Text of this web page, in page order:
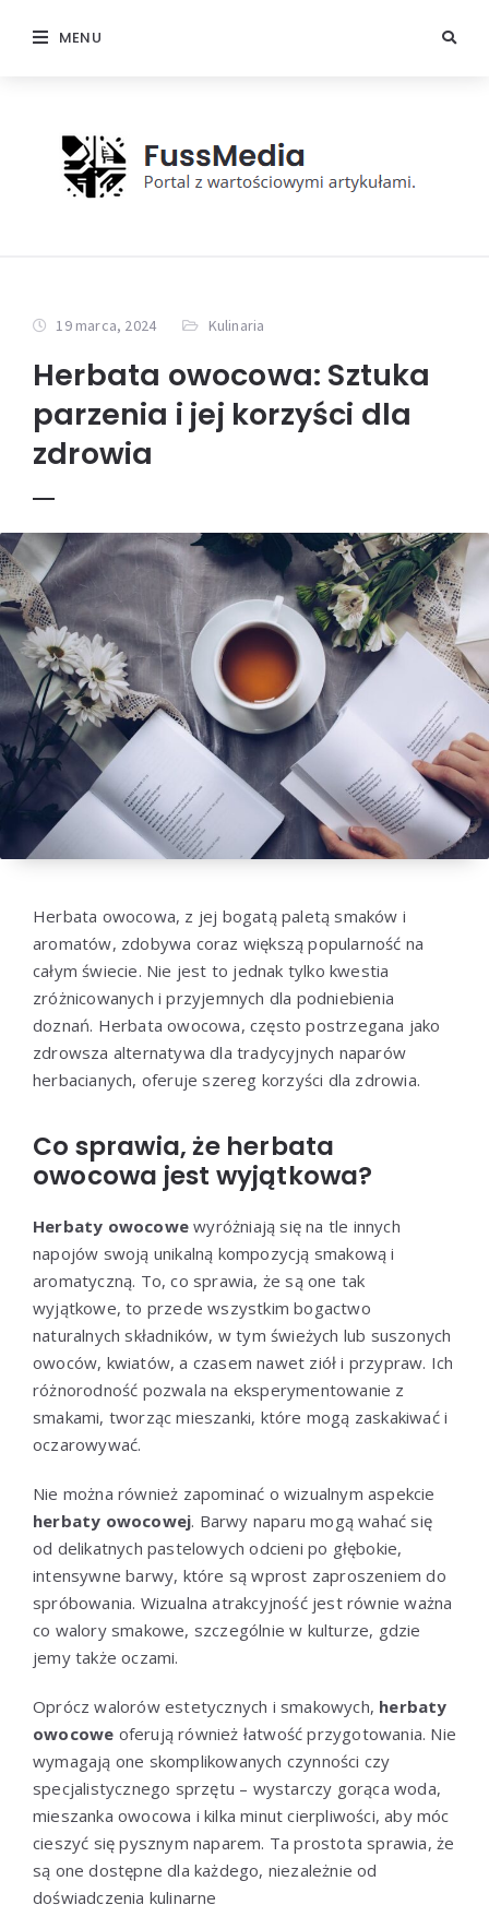
MENU
19 marca, 2024 Kulinaria
Herbata owocowa: Sztuka
parzenia i jej korzyści dla
zdrowia
Herbata owocowa, z jej bogatą paletą smaków i
aromatów, zdobywa coraz większą popularność na
całym świecie. Nie jest to jednak tylko kwestia
zróżnicowanych i przyjemnych dla podniebienia
doznań. Herbata owocowa, często postrzegana jako
zdrowsza alternatywa dla tradycyjnych naparów
herbacianych, oferuje szereg korzyści dla zdrowia.
Co sprawia, że herbata
owocowa jest wyjątkowa?
Herbaty owocowe wyróżniają się na tle innych
napojów swoją unikalną kompozycją smakową i
aromatyczną. To, co sprawia, że są one tak
wyjątkowe, to przede wszystkim bogactwo
naturalnych składników, w tym świeżych lub suszonych
owoców, kwiatów, a czasem nawet ziół i przypraw. Ich
różnorodność pozwala na eksperymentowanie z
smakami, tworząc mieszanki, które mogą zaskakiwać i
oczarowywać.
Nie można również zapominać o wizualnym aspekcie
herbaty owocowej. Barwy naparu mogą wahać się
od delikatnych pastelowych odcieni po głębokie,
intensywne barwy, które są wprost zaproszeniem do
spróbowania. Wizualna atrakcyjność jest równie ważna
co walory smakowe, szczególnie w kulturze, gdzie
jemy także oczami.
Oprócz walorów estetycznych i smakowych, herbaty
owocowe oferują również łatwość przygotowania. Nie
wymagają one skomplikowanych czynności czy
specjalistycznego sprzętu – wystarczy gorąca woda,
mieszanka owocowa i kilka minut cierpliwości, aby móc
cieszyć się pysznym naparem. Ta prostota sprawia, że
są one dostępne dla każdego, niezależnie od
doświadczenia kulinarne